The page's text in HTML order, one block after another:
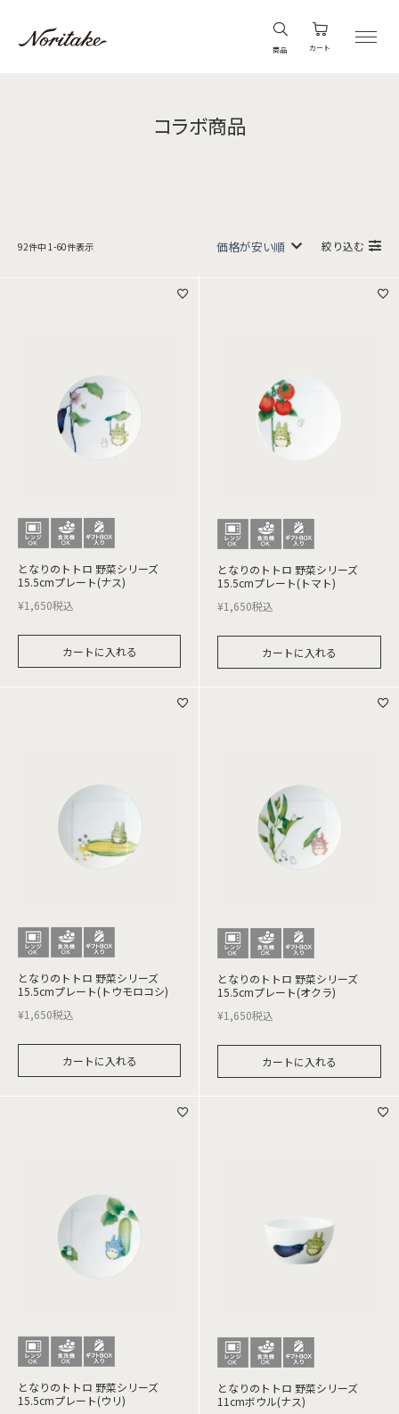
商品 カート
コラボ商品
92件中 1 -60件表示 絞り込む
となりのトトロ 野菜シリーズ
15.5cmプレート(ナス)
¥1,650税込
カートに入れる
となりのトトロ 野菜シリーズ
15.5cmプレート(トマト)
¥1,650税込
カートに入れる
となりのトトロ 野菜シリーズ
15.5cmプレート(トウモロコシ)
¥1,650税込
カートに入れる
となりのトトロ 野菜シリーズ
15.5cmプレート(オクラ)
¥1,650税込
カートに入れる
となりのトトロ 野菜シリーズ
15.5cmプレート(ウリ)
となりのトトロ 野菜シリーズ
11cmボウル(ナス)